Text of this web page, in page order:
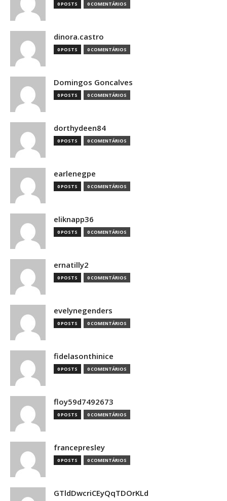
0 POSTS 0 COMENTÁRIOS
dinora.castro
0 POSTS 0 COMENTÁRIOS
Domingos Goncalves
0 POSTS 0 COMENTÁRIOS
dorthydeen84
0 POSTS 0 COMENTÁRIOS
earlenegpe
0 POSTS 0 COMENTÁRIOS
eliknapp36
0 POSTS 0 COMENTÁRIOS
ernatilly2
0 POSTS 0 COMENTÁRIOS
evelynegenders
0 POSTS 0 COMENTÁRIOS
fidelasonthinice
0 POSTS 0 COMENTÁRIOS
floy59d7492673
0 POSTS 0 COMENTÁRIOS
francepresley
0 POSTS 0 COMENTÁRIOS
GTldDwcriCEyQqTDOrKLd